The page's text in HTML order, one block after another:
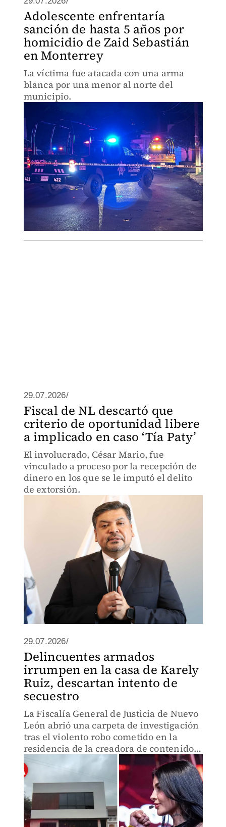
Adolescente enfrentaría
sanción de hasta 5 años por
homicidio de Zaid Sebastián
en Monterrey
La víctima fue atacada con una arma
blanca por una menor al norte del
municipio.
29.07.2026/
Fiscal de NL descartó que
criterio de oportunidad libere
a implicado en caso ‘Tía Paty’
El involucrado, César Mario, fue
vinculado a proceso por la recepción de
dinero en los que se le imputó el delito
de extorsión.
29.07.2026/
Delincuentes armados
irrumpen en la casa de Karely
Ruiz, descartan intento de
secuestro
La Fiscalía General de Justicia de Nuevo
León abrió una carpeta de investigación
tras el violento robo cometido en la
residencia de la creadora de contenido
Karely Ruiz, ubicada en el municipio de
San Nicolás de los Garza.